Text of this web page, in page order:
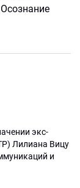
экс-
Лилиана Вицу
и